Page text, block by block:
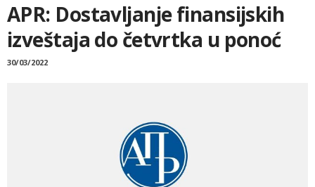
APR: Dostavljanje finansijskih
izveštaja do četvrtka u ponoć
30/03/2022